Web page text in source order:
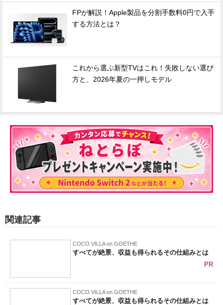
FPが解説！Apple製品を分割手数料0円で入手
する方法とは？
これから選ぶ新型TVはこれ！失敗しない選び
方と、2026年夏の一押しモデル
関連記事
COCO VILLA on GOETHE
すべてが絶景、収益も得られるその仕組みとは
PR
COCO VILLA on GOETHE
すべてが絶景、収益も得られるその仕組みとは